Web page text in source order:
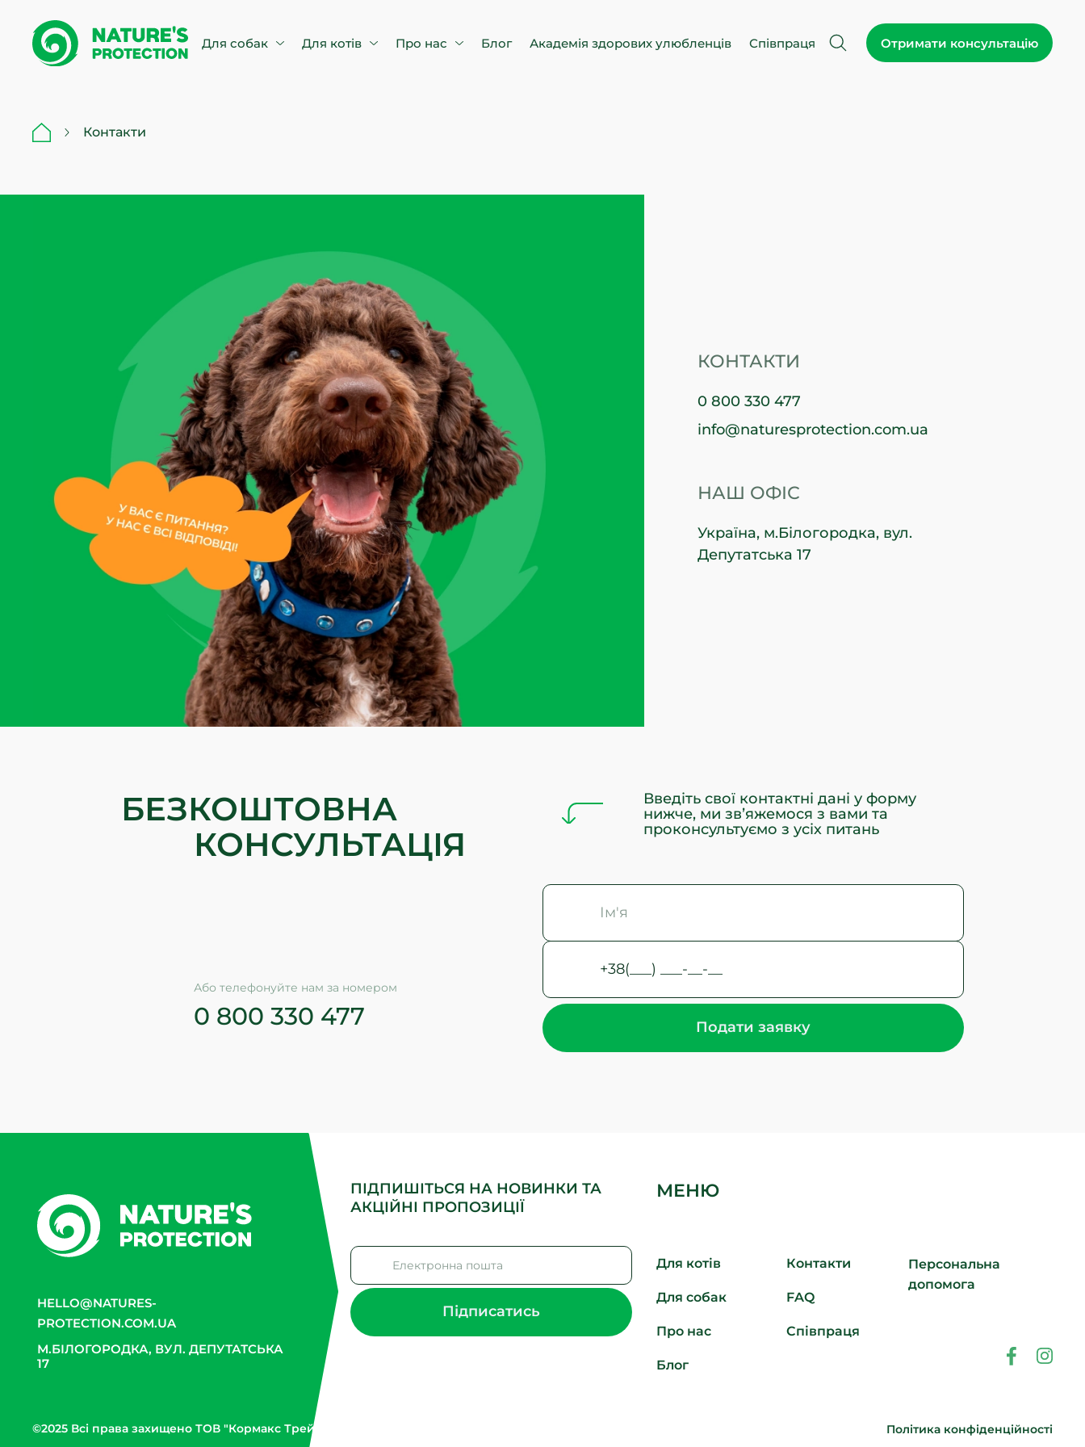
Для собак Для котів Про нас Блог Академія здорових улюбленців Співпраця Отримати консультацію
Контакти
КОНТАКТИ
0 800 330 477
info@naturesprotection.com.ua
НАШ ОФІС
Україна, м.Білогородка, вул.
Депутатська 17
БЕЗКОШТОВНА
КОНСУЛЬТАЦІЯ
Або телефонуйте нам за номером
0 800 330 477
Введіть свої контактні дані у форму
нижче, ми звʼяжемося з вами та
проконсультуємо з усіх питань
Подати заявку
HELLO@NATURES-
PROTECTION.COM.UA
М.БІЛОГОРОДКА, ВУЛ. ДЕПУТАТСЬКА
17
ПІДПИШІТЬСЯ НА НОВИНКИ ТА
АКЦІЙНІ ПРОПОЗИЦІЇ
Підписатись
МЕНЮ
Для котів
Для cобак
Про нас
Блог
Контакти
FAQ
Співпраця
Персональна
допомога
©2025 Всі права захищено ТОВ "Кормакс Трейд" Політика конфіденційності